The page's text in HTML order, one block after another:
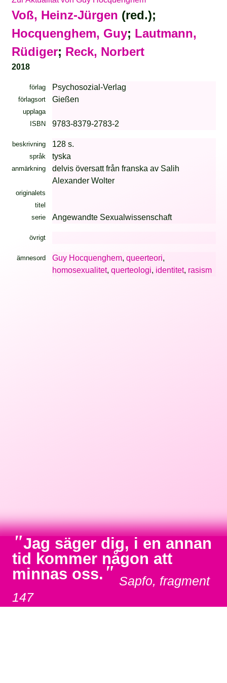
Voß, Heinz-Jürgen (red.);
Hocquenghem, Guy; Lautmann,
Rüdiger; Reck, Norbert
2018
förlag Psychosozial-Verlag
förlagsort Gießen
upplaga
ISBN
9783-8379-2783-2
beskrivning 128 s.
språk tyska
anmärkning
delvis översatt från franska av Salih
Alexander Wolter
originalets
titel
serie
Angewandte Sexualwissenschaft
övrigt
ämnesord Guy Hocquenghem, queerteori,
homosexualitet, querteologi, identitet, rasism
"Jag säger dig, i en annan
tid kommer någon att
minnas oss. " Sapfo, fragment
147